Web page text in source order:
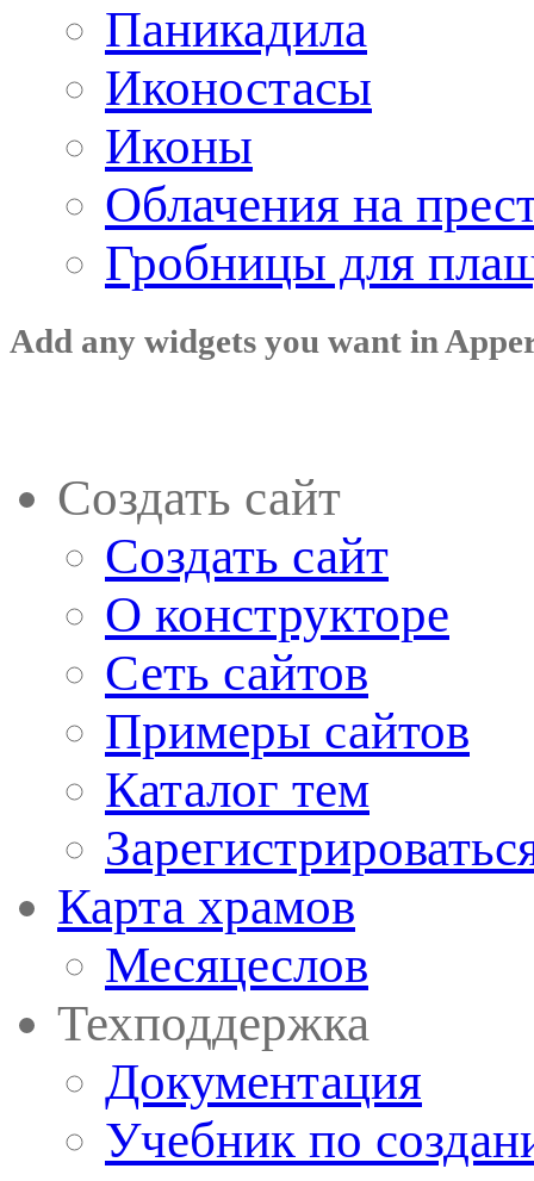
Паникадила
Иконостасы
Иконы
Облачения на
Гробницы для
Add any widgets you want in
Создать сайт
Создать сайт
О конструкторе
Сеть сайтов
Примеры сайтов
Каталог тем
Карта храмов
Месяцеслов
Техподдержка
Документация
Учебник по